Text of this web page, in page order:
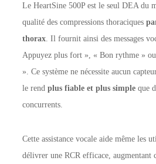
Le HeartSine 500P est le seul DEA du
qualité des compressions thoraciques
thorax . Il fournit ainsi des messages
Appuyez plus fort », « Bon rythme »
». Ce système ne nécessite aucun
le rendplus fiable et plus simple que
concurrents.
Cette assistance vocale aide même les
délivrer une RCR efficace, augmentant